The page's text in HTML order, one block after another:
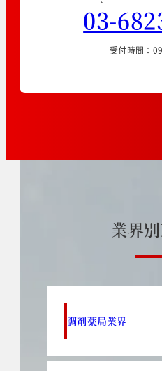
03-
受付時間：
業界別
調剤薬局業界